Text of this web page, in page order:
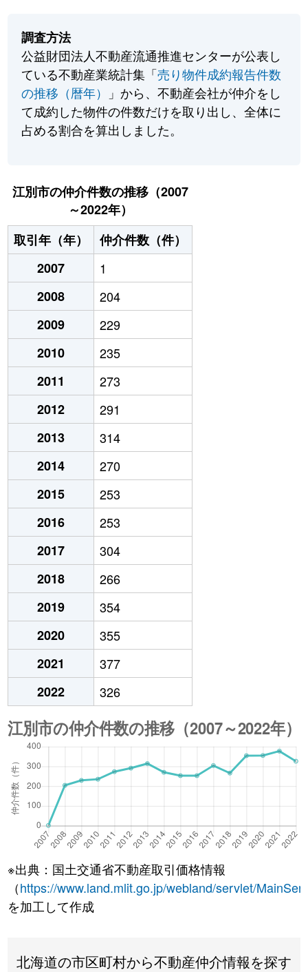
調査方法
公益財団法人不動産流通推進センターが公表し
ている不動産業統計集「売り物件成約報告件数
の推移（暦年）
」から、不動産会社が仲介をし
て成約した物件の件数だけを取り出し、全体に
占める割合を算出しました。
江別市の仲介件数の推移（2007
～2022年）
取引年（年）
仲介件数（件）
2007
1
2008
204
2009
229
2010
235
2011
273
2012
291
2013
314
2014
270
2015
253
2016
253
2017
304
2018
266
2019
354
2020
355
2021
377
2022
326
※出典：国土交通省不動産取引価格情報
（https://www.land.mlit.go.jp/webland/servlet/
を加工して作成
北海道の市区町村から不動産仲介情報を探す